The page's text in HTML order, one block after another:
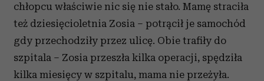
chłopcu właściwie nic się nie stało. Mamę straciła
też dziesięcioletnia Zosia – potrącił je samochód
gdy przechodziły przez ulicę. Obie trafiły do
szpitala – Zosia przeszła kilka operacji, spędziła
kilka miesięcy w szpitalu, mama nie przeżyła.